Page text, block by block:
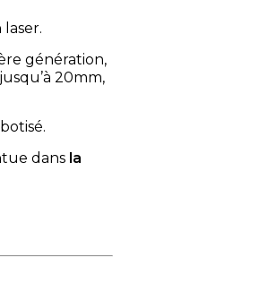
CAPACITÉ DE
génération,
20mm,
dans la